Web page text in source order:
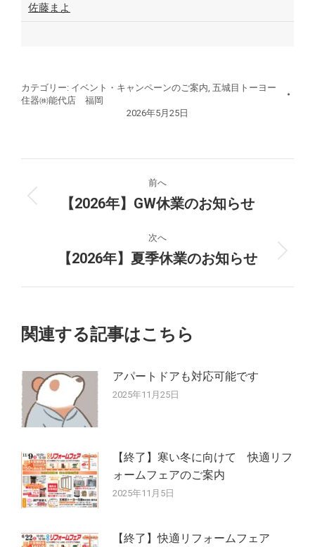
佐藤まよ
カテゴリー: イベント・キャンペーンのご案内, 五城目トーヨー
住器㈱能代店 福岡
2026年5月25日
稿
ー
ョ
ン
前へ
前
投
稿:
【2026年】GW休業のお知らせ
次へ
次
【2026年】夏季休業のお知らせ
関連する記事はこちら
アパートドアも対応可能です
2025年11月25日
【終了】寒い冬に向けて 快適リフ
ォームフェアのご案内
2025年11月5日
【終了】快適リフォームフェア